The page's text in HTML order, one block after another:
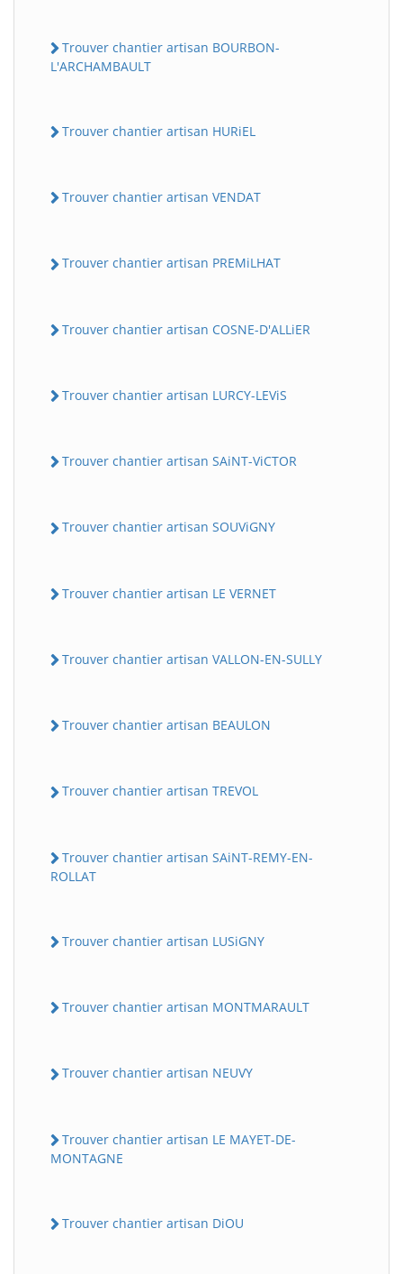
Trouver chantier artisan BOURBON-
L'ARCHAMBAULT
Trouver chantier artisan HURiEL
Trouver chantier artisan VENDAT
Trouver chantier artisan PREMiLHAT
Trouver chantier artisan COSNE-D'ALLiER
Trouver chantier artisan LURCY-LEViS
Trouver chantier artisan SAiNT-ViCTOR
Trouver chantier artisan SOUViGNY
Trouver chantier artisan LE VERNET
Trouver chantier artisan VALLON-EN-SULLY
Trouver chantier artisan BEAULON
Trouver chantier artisan TREVOL
Trouver chantier artisan SAiNT-REMY-EN-
ROLLAT
Trouver chantier artisan LUSiGNY
Trouver chantier artisan MONTMARAULT
Trouver chantier artisan NEUVY
Trouver chantier artisan LE MAYET-DE-
MONTAGNE
Trouver chantier artisan DiOU